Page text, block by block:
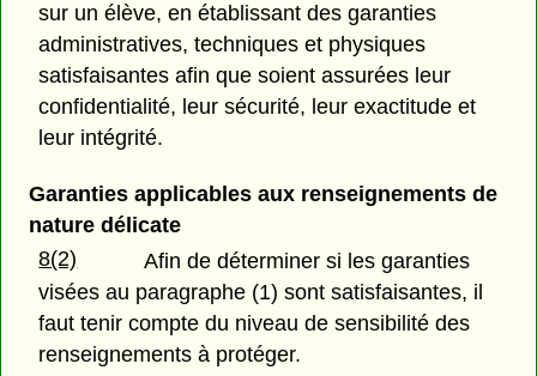
sur un élève, en établissant des garanties
administratives, techniques et physiques
satisfaisantes afin que soient assurées leur
confidentialité, leur sécurité, leur exactitude et
leur intégrité.
Garanties applicables aux renseignements de
nature délicate
8(2)
Afin de déterminer si les garanties
visées au paragraphe (1) sont satisfaisantes, il
faut tenir compte du niveau de sensibilité des
renseignements à protéger.